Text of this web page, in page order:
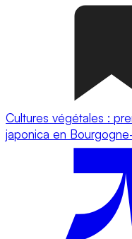
Cultures végétales :
japonica en